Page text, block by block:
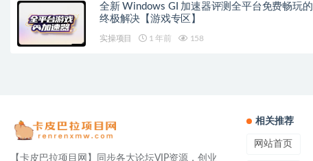
全新 Windows GI 加速器评测全平台免费畅玩的
终极解决【游戏专区】
实操项目 1 年前 158
【卡皮巴拉项目网】同步各大论坛VIP资源，创业
相关推荐
网站首页